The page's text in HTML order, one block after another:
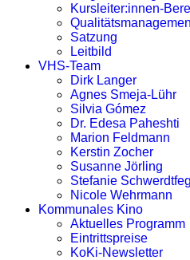
Kursleiter:innen-
Satzung
Leitbild
VHS-Team
Dirk Langer
Agnes Smeja-Lühr
Silvia Gómez
Dr. Edesa Paheshti
Marion Feldmann
Kerstin Zocher
Susanne Jörling
Stefanie
Nicole Wehrmann
Kommunales Kino
Aktuelles Programm
Eintrittspreise
KoKi-Newsletter